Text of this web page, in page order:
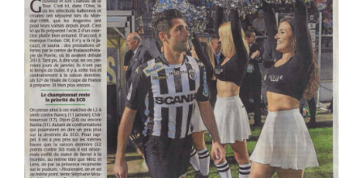
Formation
Contact